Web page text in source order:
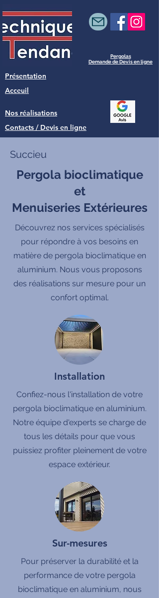
Demande de Devis en ligne
Pergolas
Présentation
Nos réalisations
Contacts / Devis en ligne
Acceuil
Succieu
Pergola bioclimatique
et
Menuiseries Extérieures
Découvrez nos services spécialisés
pour répondre à vos besoins en
matière de pergola bioclimatique en
aluminium. Nous vous proposons
des réalisations sur mesure pour un
confort optimal.
Installation
Confiez-nous l'installation de votre
pergola bioclimatique en aluminium.
Notre équipe d'experts se charge de
tous les détails pour que vous
puissiez profiter pleinement de votre
espace extérieur.
Sur-mesures
Pour préserver la durabilité et la
performance de votre pergola
bioclimatique en aluminium, nous